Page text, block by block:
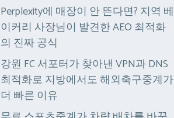
Perplexity에 매장이 안 뜬다면? 지역 베
이커리 사장님이 발견한 AEO 최적화
의 진짜 공식
강원 FC 서포터가 찾아낸 VPN과 DNS
최적화로 지방에서도 해외축구중계가
더 빠른 이유